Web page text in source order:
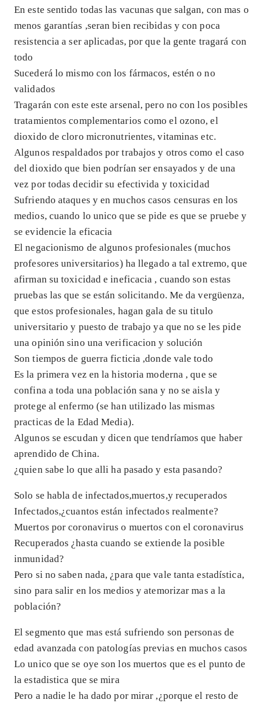
En este sentido todas las vacunas que salgan, con mas o
menos garantías ,seran bien recibidas y con poca
resistencia a ser aplicadas, por que la gente tragará con
todo
Sucederá lo mismo con los fármacos, estén o no
validados
Tragarán con este este arsenal, pero no con los posibles
tratamientos complementarios como el ozono, el
dioxido de cloro micronutrientes, vitaminas etc.
Algunos respaldados por trabajos y otros como el caso
del dioxido que bien podrían ser ensayados y de una
vez por todas decidir su efectivida y toxicidad
Sufriendo ataques y en muchos casos censuras en los
medios, cuando lo unico que se pide es que se pruebe y
se evidencie la eficacia
El negacionismo de algunos profesionales (muchos
profesores universitarios) ha llegado a tal extremo, que
afirman su toxicidad e ineficacia , cuando son estas
pruebas las que se están solicitando. Me da vergüenza,
que estos profesionales, hagan gala de su titulo
universitario y puesto de trabajo ya que no se les pide
una opinión sino una verificacion y solución
Son tiempos de guerra ficticia ,donde vale todo
Es la primera vez en la historia moderna , que se
confina a toda una población sana y no se aisla y
protege al enfermo (se han utilizado las mismas
practicas de la Edad Media).
Algunos se escudan y dicen que tendríamos que haber
aprendido de China.
¿quien sabe lo que alli ha pasado y esta pasando?
Solo se habla de infectados,muertos,y recuperados
Infectados,¿cuantos están infectados realmente?
Muertos por coronavirus o muertos con el coronavirus
Recuperados ¿hasta cuando se extiende la posible
inmunidad?
Pero si no saben nada, ¿para que vale tanta estadística,
sino para salir en los medios y atemorizar mas a la
población?
El segmento que mas está sufriendo son personas de
edad avanzada con patologías previas en muchos casos
Lo unico que se oye son los muertos que es el punto de
la estadistica que se mira
Pero a nadie le ha dado por mirar ,¿porque el resto de